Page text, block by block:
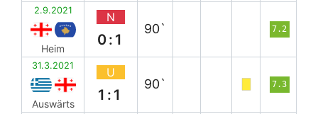
2.9.2021
Heim
N
0:1
90` 7.2
31.3.2021
Auswärts
U
1:1
90` 7.3